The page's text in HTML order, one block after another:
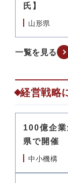
氏】
山形県
一覧を見る
経営戦略
100億企
県で開催
中小機構